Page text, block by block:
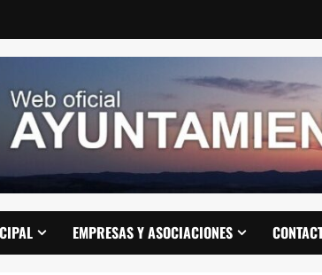
EMPRESAS Y ASOCIACIONES